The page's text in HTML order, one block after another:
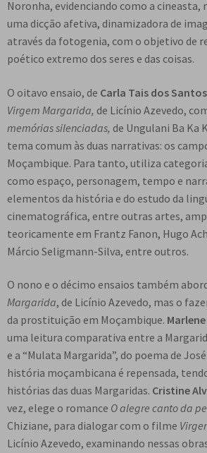
Noronha, evidenciando como a
uma dicção afetiva, dinamizadora de
através da fotogenia, com o objetivo de
poético extremo dos seres e das coisas.
O oitavo ensaio, de Carla Tais dos Santos
Virgem Margarida, de Licínio Azevedo,
memórias silenciadas, de Ungulani Ba Ka
tema comum às duas narrativas: os
Moçambique. Para tanto, utiliza
como espaço, personagem, tempo e
elementos da história e do estudo da
cinematográfica, entre outras artes,
teoricamente em Frantz Fanon, Hugo
Márcio Seligmann-Silva, entre outros.
O nono e o décimo ensaios também
Margarida, de Licínio Azevedo, mas o
da prostituição em Moçambique.
uma leitura comparativa entre a
e a “Mulata Margarida”, do poema de
história moçambicana é repensada,
histórias das duas Margaridas. Cristine
vez, elege o romance O alegre canto da
Chiziane, para dialogar com o filme
Licínio Azevedo, examinando nessas